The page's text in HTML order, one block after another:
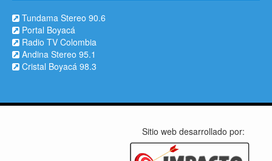
Tundama Stereo 90.6
Portal Boyacá
Radio TV Colombia
Andina Stereo 95.1
Cristal Boyacá 98.3
Sitio web desarrollado por: